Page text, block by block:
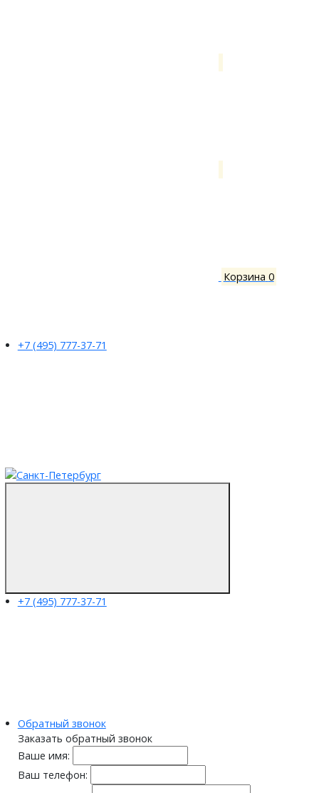
Корзина 0
+7 (495) 777-37-71
+7 (495) 777-37-71
Обратный звонок
Заказать обратный звонок
Ваше имя:
Ваш телефон: